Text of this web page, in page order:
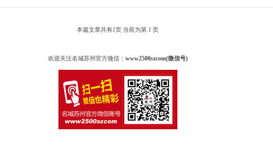
本篇文章共有1页 当前为第 1 页
欢迎关注名城苏州官方微信： www2500szcom(微信号)